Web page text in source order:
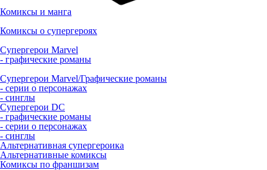
Комиксы и манга
Комиксы о супергероях
Супергерои Marvel
- графические романы
Супергерои Marvel/Графические романы
- серии о персонажах
- синглы
Супергерои DC
- графические романы
- серии о персонажах
- синглы
Альтернативная супергероика
Альтернативные комиксы
Комиксы по франшизам